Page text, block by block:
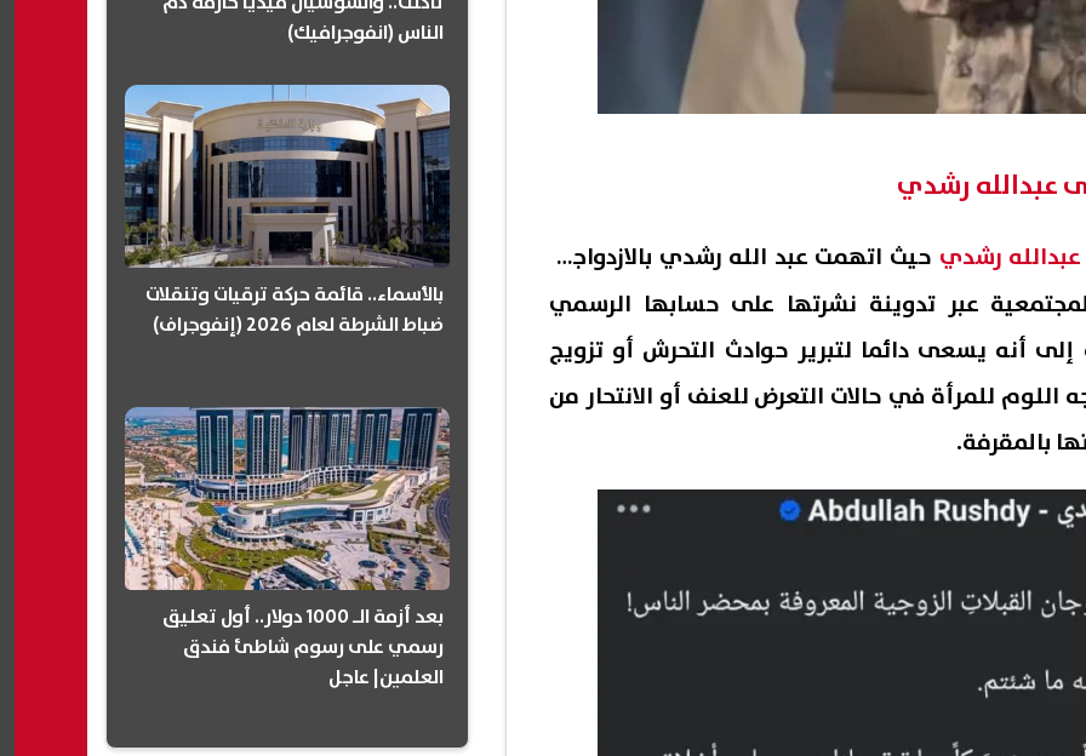
عبدالله رشدي
عبدالله رشدي حيث اتهمت عبد الله رشدي بالازدواجية
عبر تدوينة نشرتها على حسابها الرسمي
أنه يسعى دائما لتبرير حوادث التحرش أو تزويج
للمرأة في حالات التعرض للعنف أو الانتحار من
بالمقرفة.
الناس (انفوجرافيك)
بالأسماء.. قائمة حركة ترقيات وتنقلات
ضباط الشرطة لعام 2026 (إنفوجراف)
بعد أزمة الـ 1000 دولار.. أول تعليق
رسمي على رسوم شاطئ فندق
العلمين| عاجل